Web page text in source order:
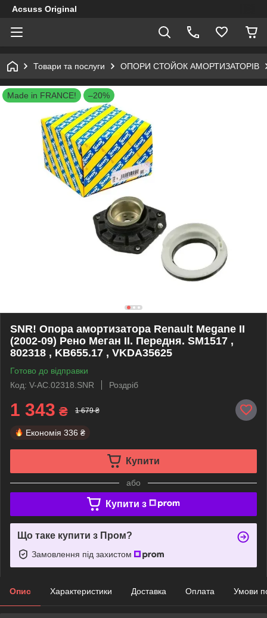
Acsuss Original
Товари та послуги ОПОРИ СТОЙОК АМОРТИЗАТОРІВ
Made in FRANCE! –20%
SNR! Опора амортизатора Renault Megane II
(2002-09) Рено Меган II. Передня. SM1517 ,
802318 , KB655.17 , VKDA35625
Готово до відправки
Код: V-AC.02318.SNR
Роздріб
1 343 ₴ 1 679 ₴
Економія 336 ₴
Купити
або
Купити з
Що таке купити з Пром?
Замовлення під захистом
Опис Характеристики Доставка Оплата Умови